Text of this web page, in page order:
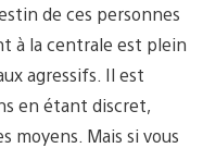
de ces personnes
à la centrale est plein
agressifs. Il est
en étant discret,
moyens. Mais si vous